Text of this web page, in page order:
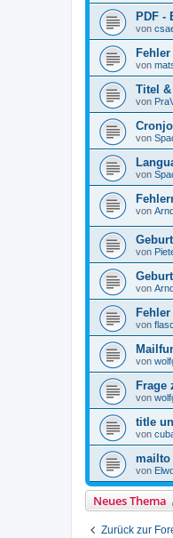
PDF -
von
von
Titel
von
von
von
von
von
von
von
von
Frage
von
title
von
mailto
von
Neues Thema
Zurück zur